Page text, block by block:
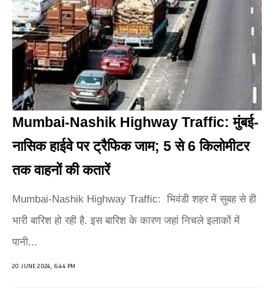
Mumbai-Nashik Highway Traffic: मुंबई-
नासिक हाईवे पर ट्रैफिक जाम; 5 से 6 किलोमीटर
तक वाहनों की कतारें
Mumbai-Nashik Highway Traffic: भिवंडी शहर में सुबह से ही
भारी बारिश हो रही है. इस बारिश के कारण जहां निचले इलाकों में
पानी...
20 JUNE 2024, 6:44 PM